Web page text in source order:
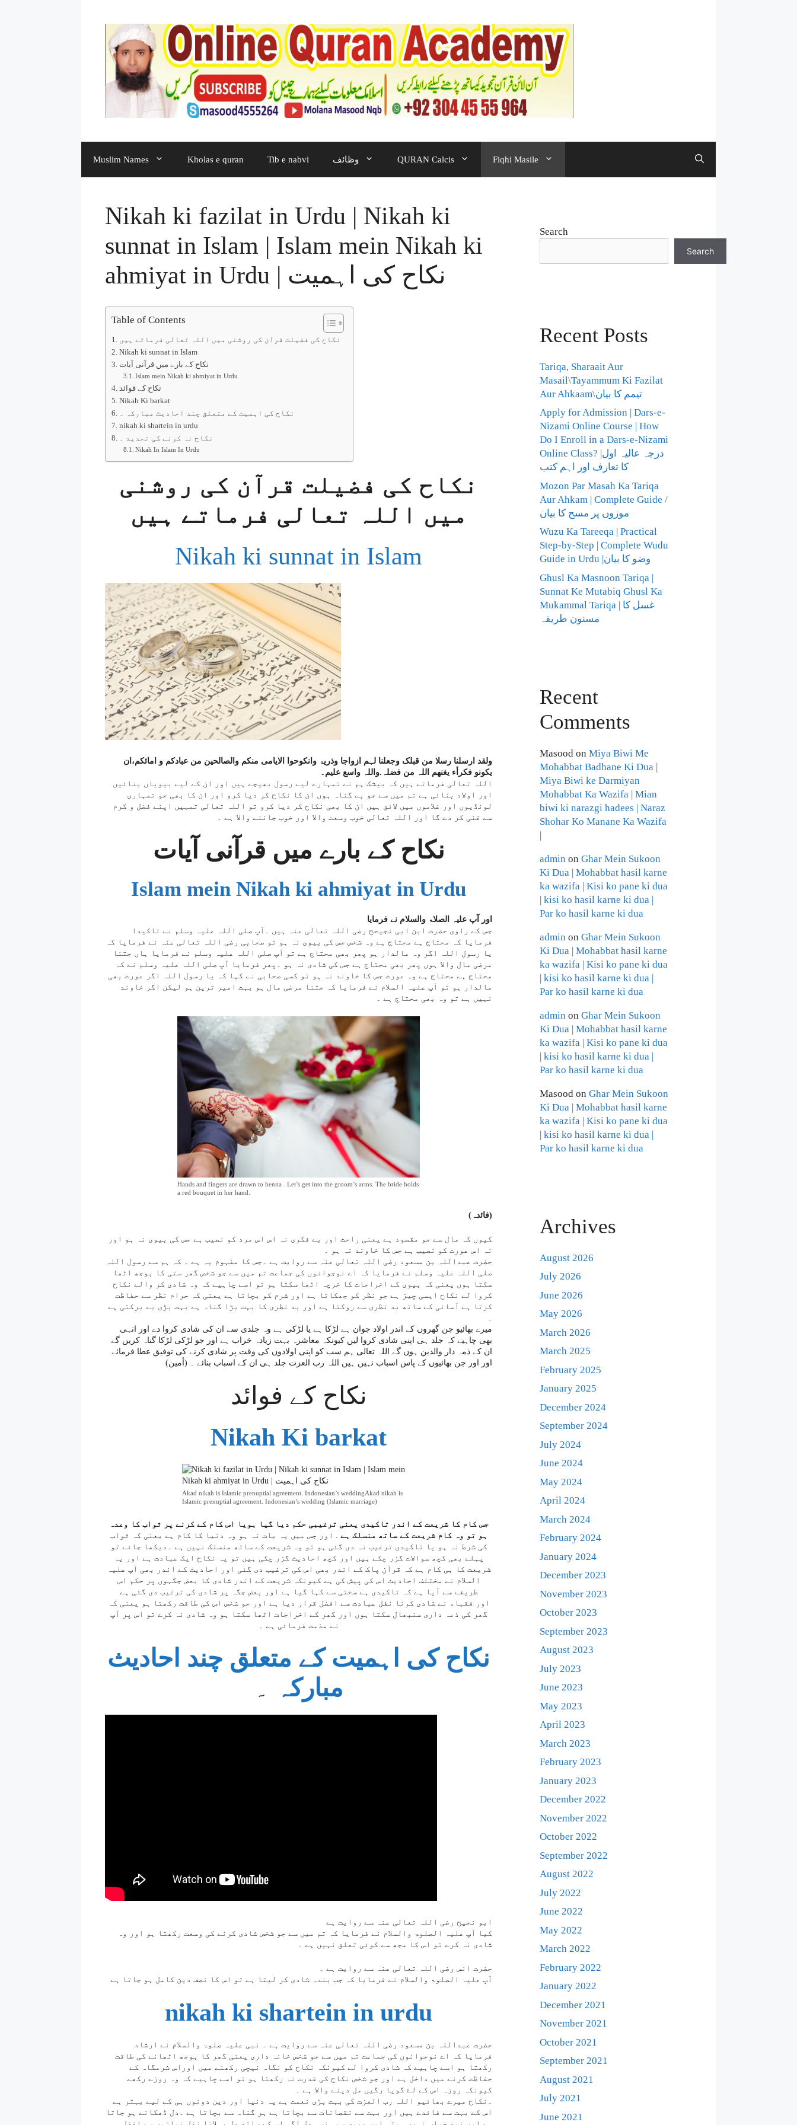
Muslim Names Kholas e quran Tib e nabvi وظائف QURAN Calcis Fiqhi Masile
Nikah ki fazilat in Urdu | Nikah ki
sunnat in Islam | Islam mein Nikah ki
ahmiyat in Urdu | نکاح کی اہمیت
Table of Contents
نکاح کی فضیلت قرآن کی روشنی میں اللہ تعالی فرماتے ہیں
Nikah ki sunnat in Islam
نکاح کے بارے میں قرآنی آیات
Islam mein Nikah ki ahmiyat in Urdu
نکاح کے فوائد
Nikah Ki barkat
نکاح کی اہمیت کے متعلق چند احادیث مبارکہ ۔
nikah ki shartein in urdu
نکاح نہ کرنے کی تحدید ۔
Nikah In Islam In Urdu
نکاح کی فضیلت قرآن کی روشنی
میں اللہ تعالی فرماتے ہیں
Nikah ki sunnat in Islam
ولقد ارسلنا رسلا من قبلک وجعلنا لہم ازواجا وذریۃ وانکوحوا الایامی منکم والصالحین من عبادکم و امائکم،ان
یکونو فکرأء یغنھم اللہ من فضلہ.واللہ واسع علیم۔
اللہ تعالی فرماتے ہیں کہ بیشک ہم نے تمہارے لیے رسول بھیجے ہیں اور ان کے لیے بیویاں بنائیں
اور اولاد بنائی ہے تم میں سے جو بے گناہ ہوں ان کا نکاح کر دیا کرو اور ان کا بھی جو تمہاری
لونڈیوں اور غلاموں میں لائق ہیں ان کا بھی نکاح کر دیا کرو تو اللہ تعالی تمہیں اپنے فضل و کرم
سے غنی کر دے گا اور اللہ تعالی خوب وسعت والا اور خوب جاننے والا ہے ۔
نکاح کے بارے میں قرآنی آیات
Islam mein Nikah ki ahmiyat in Urdu
اور آپ علیہ الصلاۃ والسلام نے فرمایا
جس کے راوی حضرت ابن ابی نجیحح رضی اللہ تعالی عنہ ہیں ۔آپ صلی اللہ علیہ وسلم نے تاکیدا
فرمایا کہ محتاج ہے محتاج ہے وہ شخص جس کی بیوی نہ ہو تو صحابی رضی اللہ تعالی عنہ نے فرمایا کہ
یا رسول اللہ اگر وہ مالدار ہو پھر بھی محتاج ہے تو آپ صلی اللہ علیہ وسلم نے فرمایا ہاں جتنا
مرضی مال والا ہوں پھر بھی محتاج ہے جس کی شادی نہ ہو ۔پھر فرمایا آپ صلی اللہ علیہ وسلم نے کہ
محتاج ہے محتاج ہے وہ عورت جس کا خاوند نہ ہو تو کسی صحابی نے کہا کہ یا رسول اللہ اگر عورت بھی
مالدار ہو تو آپ علیہ السلام نے فرمایا کہ جتنا مرضی مال ہو بہت امیر ترین ہو لیکن اگر خاوند
نہیں ہے تو وہ بھی محتاج ہے ۔
Hands and fingers are drawn to henna . Let’s get into the groom’s arms. The bride holds
a red bouquet in her hand.
(فائدہ)
کیوں کہ مال سے جو مقصود ہے یعنی راحت اور بے فکری نہ اس اس مرد کو نصیب ہے جس کی بیوی نہ ہو اور
نہ اس عورت کو نصیب ہے جس کا خاوند نہ ہو ۔
حضرت عبداللہ بن مسعود رضی اللہ تعالی عنہ سے روایت ہے ۔جس کا مفہوم یہ ہے ۔ کہ ہم سے رسول اللہ
صلی اللہ علیہ وسلم نے فرمایا کہ اے نوجوانوں کی جماعت تم میں سے جو شخص گھر ستی کا بوجھ اٹھا
سکتا ہوں یعنی کہ بیوی کے اخراجات کا خرچہ اٹھا سکتا ہو تو اسے چاہیے کہ وہ شادی کر والے نکاح
کروا لے نکاح ایسی چیز ہے جو نظر کو جھکاتا ہے اور شرم کو بچاتا ہے یعنی کہ حرام نظر سے حفاظت
کرتا ہے آسانی کے ساتھ بد نظری سے روکتا ہے اور بد نظری کا بہت بڑا گناہ ہے بہت بڑی بے برکتی ہے
۔
میرے بھائیو جن گھروں کے اندر اولاد جوان ہے لڑکا ہے یا لڑکی ہے وہ جلدی سے ان کی شادی کروا دے اور انہی
بھی چاہیے کہ جلد ہی اپنی شادی کروا لیں کیونکہ معاشرہ بہت زیادہ خراب ہے اور جو لڑکی لڑکا گناہ کریں گے
ان کے ذمہ دار والدین ہوں گے اللہ تعالی ہم سب کو اپنی اولادوں کی وقت پر شادی کرنے کی توفیق عطا فرمائے
اور اور جن بھائیوں کے پاس اسباب نہیں ہیں اللہ رب العزت جلد ہی ان کے اسباب بنائے ۔ (أمین)
نکاح کے فوائد
Nikah Ki barkat
Akad nikah is Islamic prenuptial agreement. Indonesian’s weddingAkad nikah is
Islamic prenuptial agreement. Indonesian’s wedding (Islamic marriage)
جس کام کا شریعت کے اندر تاکیدی یعنی ترغیبی حکم دیا گیا ہویا اس کام کے کرنے پر ثواب کا وعدہ
ہو تو وہ کام شریعت کے ساتھ منسلک ہے . اور جس میں یہ بات نہ ہو وہ دنیا کا کام ہے یعنی کہ ثواب
کی شرط نہ ہو یا تاکیدی ترغیب نہ دی گئی ہو تو وہ شریعت کے ساتھ منسلک نہیں ہے ۔دیکھا جائے تو
پہلے بھی کچھ سوالات گزر چکے ہیں اور کچھ احادیث گزر چکی ہیں تو یہ نکاح ایک عبادت ہے اور یہ
شریعت کا ہی کام ہے کہ قرآن پاک کے اندر بھی اس کی ترغیب دی گئی اور احادیث کے اندر بھی آپ علیہ
السلام نے مختلف احادیث اس کی پیش کی ہے کیونکہ شریعت کے اندر شادی کا بعض جگہوں پر حکم اس
طریقے سے آیا ہے کہ تاکیدی ہے سختی سے کہا گیا ہے اور بعض جگہ پر شادی کی ترغیب دی گئی ہے
اور فقہاء نے شادی کرنا نفل عبادت سے افضل قرار دیا ہے اور جو شخص اس کی طاقت رکھتا ہو یعنی کہ
گھر کی ذمہ داری سنبھال سکتا ہوں اور گھر کے اخراجات اٹھا سکتا ہو وہ شادی نہ کرے تو اس پر آپ
نے مذمت فرمائی ہے ۔
نکاح کی اہمیت کے متعلق چند احادیث
مبارکہ
۔
ابو نجیح رضی اللہ تعالی عنہ سے روایت ہے
کیا آپ علیہ الصلوۃ والسلام نے فرمایا کہ تم میں سے جو شخص شادی کرنے کی وسعت رکھتا ہو اور وہ
شادی نہ کرے تو اس کا مجھ سے کوئی تعلق نہیں ہے ۔
حضرت انس رضی اللہ تعالی عنہ سے روایت ہے ۔
آپ علیہ الصلوۃ والسلام نے فرمایا کہ جب بندہ شادی کر لیتا ہے تو اس کا نصف دین کامل ہو جاتا ہے
nikah ki shartein in urdu
حضرت عبداللہ بن مسعود رضی اللہ تعالی عنہ سے روایت ہے ۔ نبی علیہ صلوۃ والسلام نے ارشاد
فرمایا کہ اے نوجوانوں کی جماعت تم میں سے جو شخص خانہ داری یعنی گھر کا بوجھ اٹھانے کی طاقت
رکھتا ہو اسے چاہیے کہ شادی کروا لے کیونکہ نکاح کو نگاہ نیچی رکھنے میں اوراس شرمگاہ کے
حفاظت کرنے میں داخل ہے اور جو شخص نکاح کی قدرت نہ رکھتا ہو تو اسے چاہیے کہ وہ روزے رکھے
کیونکہ روزہ اس کے لۓ گویا رگیں مل دینے والا ہے ۔
۔نکاح میرے بھائیو اللہ رب العزت کی بہت بڑی نعمت ہے یہ دنیا اور دین دونوں ہی کے لیے بہتر ہے
اس کے بہت سے فائدے ہیں اور بہت سے نقصانات سے بچاتا ہے ہر گناہ سے بچاتا ہے ۔دل ڈھکانے ہو جاتا
Search
Search
Recent Posts
Tariqa, Sharaait Aur
Masail\Tayammum Ki Fazilat
Aur Ahkaam\تیمم کا بیان
Apply for Admission | Dars-e-
Nizami Online Course | How
Do I Enroll in a Dars-e-Nizami
Online Class? |درجہ عالیہ اول
کا تعارف اور اہم کتب
Mozon Par Masah Ka Tariqa
Aur Ahkam | Complete Guide /​
موزوں پر مسح کا بیان
Wuzu Ka Tareeqa | Practical
Step-by-Step | Complete Wudu
Guide in Urdu |وضو کا بیان
Ghusl Ka Masnoon Tariqa |
Sunnat Ke Mutabiq Ghusl Ka
Mukammal Tariqa | غسل کا
مسنون طریقہ
Recent
Comments
Masood on Miya Biwi Me
Mohabbat Badhane Ki Dua |
Miya Biwi ke Darmiyan
Mohabbat Ka Wazifa | Mian
biwi ki narazgi hadees | Naraz
Shohar Ko Manane Ka Wazifa
|
admin on Ghar Mein Sukoon
Ki Dua | Mohabbat hasil karne
ka wazifa | Kisi ko pane ki dua
| kisi ko hasil karne ki dua |
Par ko hasil karne ki dua
admin on Ghar Mein Sukoon
Ki Dua | Mohabbat hasil karne
ka wazifa | Kisi ko pane ki dua
| kisi ko hasil karne ki dua |
Par ko hasil karne ki dua
admin on Ghar Mein Sukoon
Ki Dua | Mohabbat hasil karne
ka wazifa | Kisi ko pane ki dua
| kisi ko hasil karne ki dua |
Par ko hasil karne ki dua
Masood on Ghar Mein Sukoon
Ki Dua | Mohabbat hasil karne
ka wazifa | Kisi ko pane ki dua
| kisi ko hasil karne ki dua |
Par ko hasil karne ki dua
Archives
August 2026
July 2026
June 2026
May 2026
March 2026
March 2025
February 2025
January 2025
December 2024
September 2024
July 2024
June 2024
May 2024
April 2024
March 2024
February 2024
January 2024
December 2023
November 2023
October 2023
September 2023
August 2023
July 2023
June 2023
May 2023
April 2023
March 2023
February 2023
January 2023
December 2022
November 2022
October 2022
September 2022
August 2022
July 2022
June 2022
May 2022
March 2022
February 2022
January 2022
December 2021
November 2021
October 2021
September 2021
August 2021
July 2021
June 2021